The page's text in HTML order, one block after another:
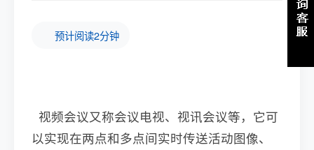
预计阅读2分钟
视频会议又称会议电视、视讯会议等，它可
以实现在两点和多点间实时传送活动图像、